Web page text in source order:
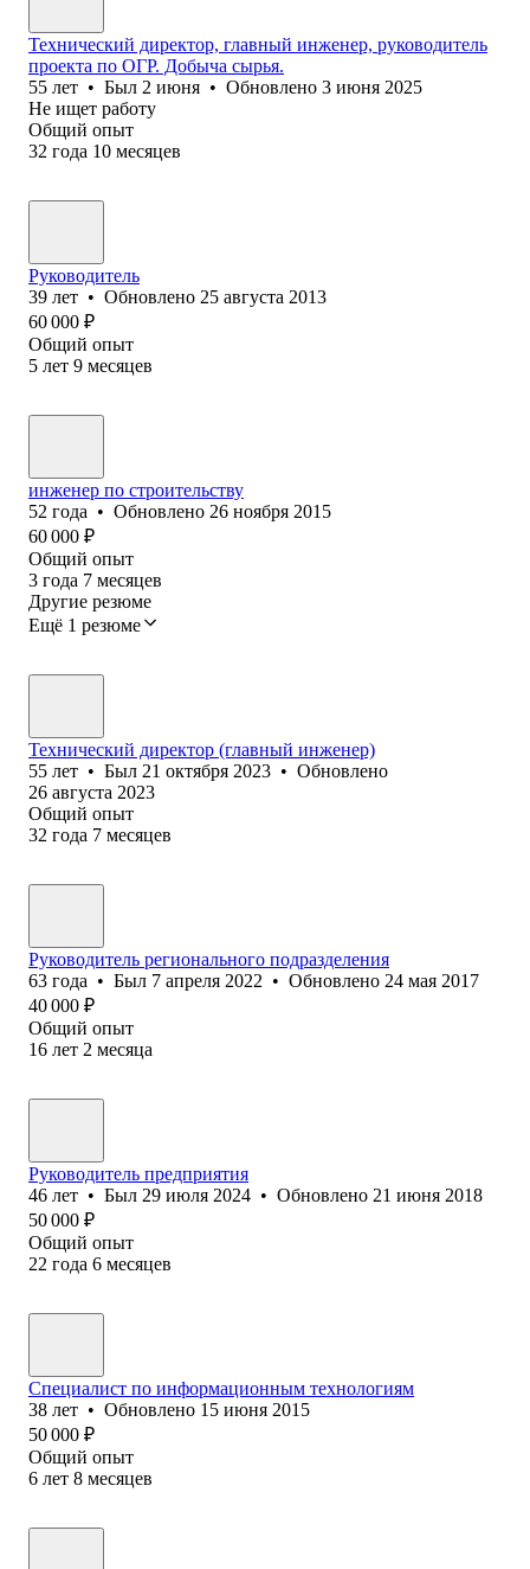
Технический директор, главный инженер, руководитель
проекта по ОГР. Добыча сырья.
55 лет • Был 2 июня • Обновлено 3 июня 2025
Не ищет работу
Общий опыт
32 года 10 месяцев
Руководитель
39 лет • Обновлено 25 августа 2013
60 000 ₽
Общий опыт
5 лет 9 месяцев
инженер по строительству
52 года • Обновлено 26 ноября 2015
60 000 ₽
Общий опыт
3 года 7 месяцев
Другие резюме
Ещё 1 резюме
Технический директор (главный инженер)
55 лет • Был 21 октября 2023 • Обновлено
26 августа 2023
Общий опыт
32 года 7 месяцев
Руководитель регионального подразделения
63 года • Был 7 апреля 2022 • Обновлено 24 мая 2017
40 000 ₽
Общий опыт
16 лет 2 месяца
Руководитель предприятия
46 лет • Был 29 июля 2024 • Обновлено 21 июня 2018
50 000 ₽
Общий опыт
22 года 6 месяцев
Специалист по информационным технологиям
38 лет • Обновлено 15 июня 2015
50 000 ₽
Общий опыт
6 лет 8 месяцев